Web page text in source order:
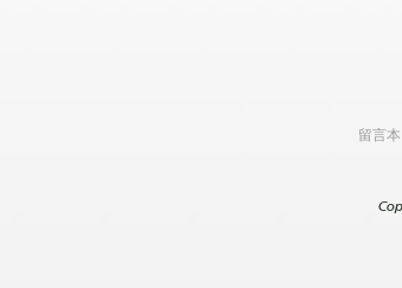
留言本